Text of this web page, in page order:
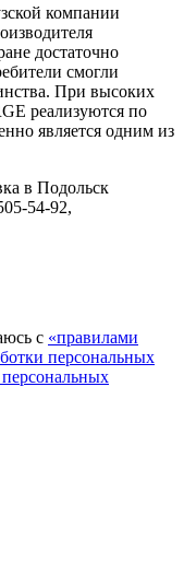
компании
достаточно
смогли
При высоких
реализуются по
является одним из
в Подольск
54-92,
с «правилами
персональных
персональных